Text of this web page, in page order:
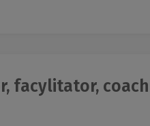
facylitator, coach